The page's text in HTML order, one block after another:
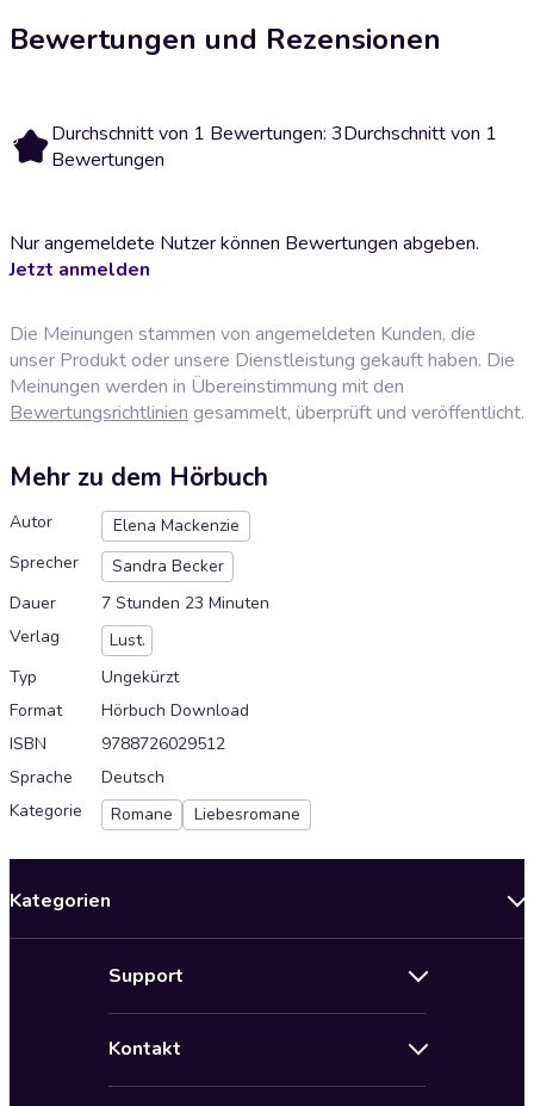
Bewertungen und Rezensionen
3 Durchschnitt von 1 Bewertungen: 3Durchschnitt von 1
Bewertungen
Nur angemeldete Nutzer können Bewertungen abgeben.
Jetzt anmelden
Die Meinungen stammen von angemeldeten Kunden, die
unser Produkt oder unsere Dienstleistung gekauft haben. Die
Meinungen werden in Übereinstimmung mit den
Bewertungsrichtlinien gesammelt, überprüft und veröffentlicht.
Mehr zu dem Hörbuch
Autor
Elena Mackenzie
Sprecher
Sandra Becker
Dauer
7 Stunden 23 Minuten
Verlag
Lust.
Typ
Ungekürzt
Format
Hörbuch Download
ISBN
9788726029512
Sprache
Deutsch
Kategorie
Romane Liebesromane
Kategorien
Support
Kontakt